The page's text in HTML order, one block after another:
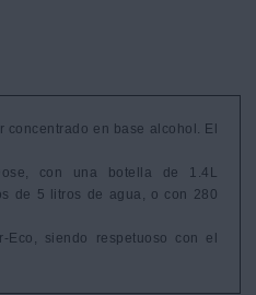
en base alcohol. El
con una botella de 1.4L
de 5 litros de agua, o con 280
siendo respetuoso con el